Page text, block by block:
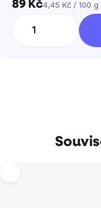
89 KčMěrná
4,45 Kč / 100 g